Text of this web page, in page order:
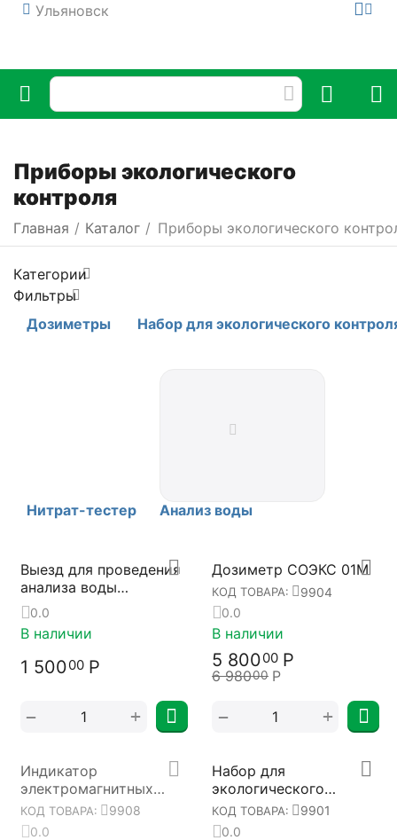
Ульяновск
Приборы экологического
контроля
Главная / Каталог / Приборы экологического
Категории
Фильтры
Дозиметры
Набор для экологического
Нитрат-тестер Анализ воды
Выезд для проведения
анализа воды
(Ульяновск)
0.0
В наличии
1 50000 Р
+
−
Дозиметр СОЭКС 01М
КОД ТОВАРА:
9904
0.0
В наличии
5 80000 Р
6 98000 Р
+
−
Индикатор
электромагнитных
полей СОЭКС Импульс
КОД ТОВАРА:
9908
0.0
Набор для
экологического
контроля СОЭКС
КОД ТОВАРА:
9901
0.0